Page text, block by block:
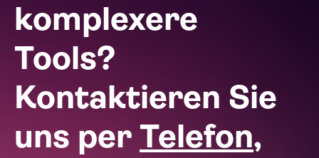
komplexere
Tools?
Kontaktieren Sie
uns per Telefon,